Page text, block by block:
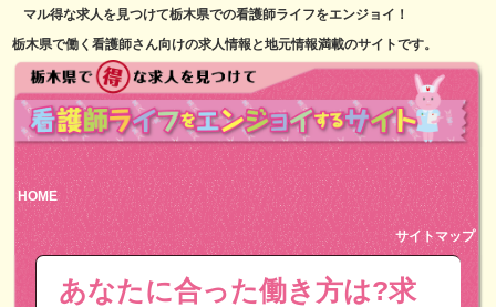
マル得な求人を見つけて栃木県での看護師ライフをエンジョイ！
栃木県で働く看護師さん向けの求人情報と地元情報満載のサイトです。
HOME
サイトマップ
あなたに合った働き方は?求